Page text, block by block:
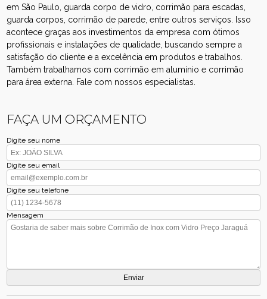
em São Paulo, guarda corpo de vidro, corrimão para escadas,
guarda corpos, corrimão de parede, entre outros serviços. Isso
acontece graças aos investimentos da empresa com ótimos
profissionais e instalações de qualidade, buscando sempre a
satisfação do cliente e a excelência em produtos e trabalhos.
Também trabalhamos com corrimão em alumínio e corrimão
para área externa. Fale com nossos especialistas.
FAÇA UM ORÇAMENTO
Digite seu nome
Digite seu email
Digite seu telefone
Mensagem